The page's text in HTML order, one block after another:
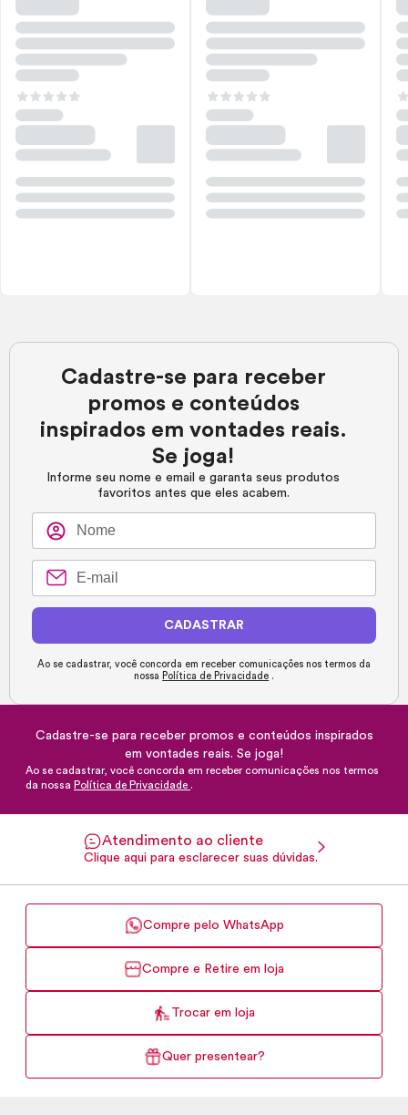
Cadastre-se para receber
promos e conteúdos
inspirados em vontades reais.
Se joga!
Informe seu nome e email e garanta seus produtos
favoritos antes que eles acabem.
CADASTRAR
Ao se cadastrar, você concorda em receber comunicações nos termos da
nossa Política de Privacidade .
Cadastre-se para receber promos e conteúdos inspirados
em vontades reais. Se joga!
Ao se cadastrar, você concorda em receber comunicações nos termos
da nossa Política de Privacidade .
Atendimento ao cliente
Clique aqui para esclarecer suas dúvidas.
Compre pelo WhatsApp
Compre e Retire em loja
Trocar em loja
Quer presentear?